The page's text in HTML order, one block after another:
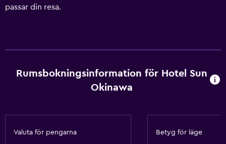
passar din resa.
Rumsbokningsinformation för Hotel Sun
Okinawa
Valuta för pengarna Betyg för läge